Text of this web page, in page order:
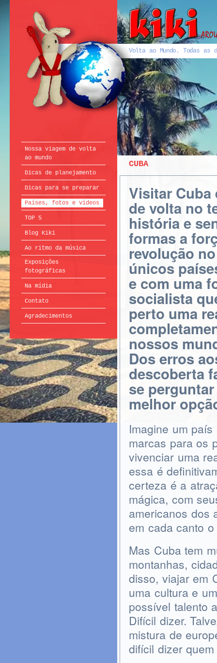
Volta ao Mundo. Todas
Français
Nossa viagem de volta
ao mundo
Dicas de planejamento
Dicas para se preparar
Países, fotos e vídeos
TOP 5
Blog Kiki
Ao ritmo da música
Exposições
fotográficas
Na mídia
Contato
Agradecimentos
CUBA
Visitar Cuba
de volta no
história e
formas a
revolução
únicos
e com uma
socialista
perto uma
nossos
Dos erros
descoberta
se
melhor
Imagine um
marcas para os
vivenciar uma
essa é
certeza é a
mágica, com
americanos dos
em cada canto
Mas Cuba tem
montanhas,
disso, viajar em
uma cultura e
possível talento
Difícil dizer.
mistura de
difícil dizer